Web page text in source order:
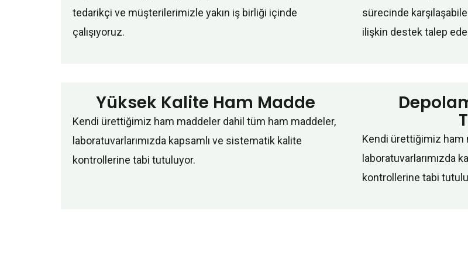
tedarikçi ve müşterilerimizle yakın iş birliği içinde
çalışıyoruz.
sürecinde
ilişkin destek talep
Yüksek Kalite Ham Madde
Kendi ürettiğimiz ham maddeler dahil tüm ham maddeler,
laboratuvarlarımızda kapsamlı ve sistematik kalite
kontrollerine tabi tutuluyor.
Kendi ürettiğimiz ham
laboratuvarlarımızda
kontrollerine tabi